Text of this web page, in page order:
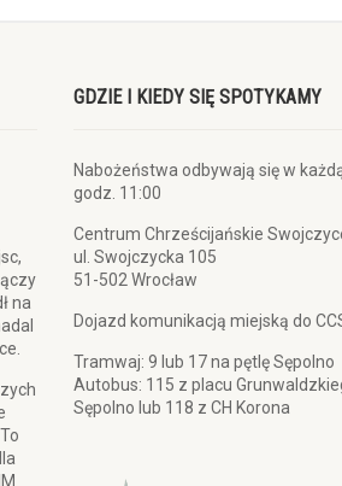
na
GDZIE I KIEDY SIĘ SPOTYKAMY
Nabożeństwa odbywają się w
godz. 11:00
Centrum Chrześcijańskie
ul. Swojczycka 105
51-502 Wrocław
Dojazd komunikacją miejską do
Tramwaj: 9 lub 17 na pętlę Sępolno
Autobus: 115 z placu
Sępolno lub 118 z CH Korona